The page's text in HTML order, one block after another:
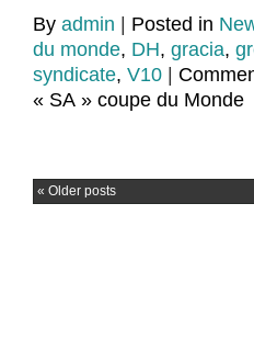
By admin Posted in
du monde, DH, gracia,
syndicate, V10
« SA » coupe du Monde
« Older posts